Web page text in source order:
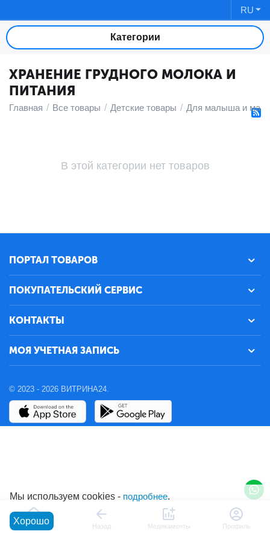
RU
Категории
ХРАНЕНИЕ ГРУДНОГО МОЛОКА И
ПИТАНИЯ
Главная / Все товары / Детские товары / Для малыша и
В этой категории нет товаров
ПОРТАЛ ТОВАРОВ
ПОКУПАТЕЛЬСКИЙ СЕРВИС
КОНТАКТЫ
МОЯ УЧЕТНАЯ ЗАПИСЬ
© 2023 - 2026 ВИТРИНА24.
Главная Назад Медикаменты Профиль
Мы используем cookies - подробнее.
Хорошо